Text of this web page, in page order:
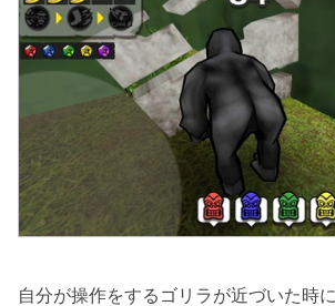
自分が操作をするゴリラが近づいた時に